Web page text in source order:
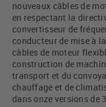
nouveaux câbles de
en respectant la
convertisseur de
conducteur de mise à
câbles de moteur
construction de
transport et du
chauffage et de
dans onze versions de